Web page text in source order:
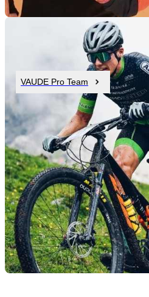
VAUDE Pro Team